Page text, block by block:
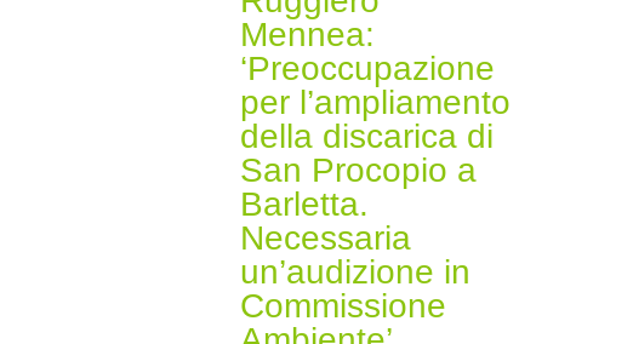
Mennea:
‘Preoccupazione
per l’ampliamento
della discarica di
San Procopio a
Barletta.
Necessaria
un’audizione in
Commissione